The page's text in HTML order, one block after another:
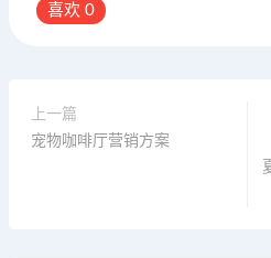
喜欢 0
上一篇
宠物咖啡厅营销方案